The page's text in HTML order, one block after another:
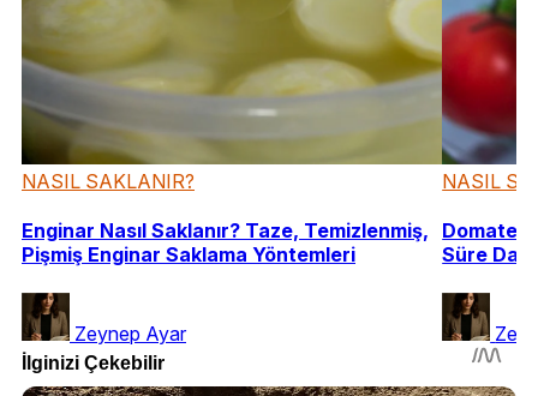
NASIL SAKLANIR?
Enginar Nasıl Saklanır? Taze, Temizlenmiş,
Pişmiş Enginar Saklama Yöntemleri
Zeynep Ayar
NASIL
Domates
Süre